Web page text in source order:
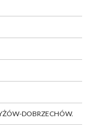
DOBRZECHÓW.